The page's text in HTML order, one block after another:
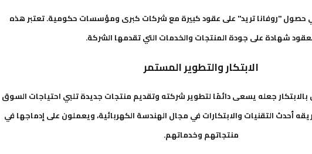
حصول "روفانا تريد" على عقود كبيرة مع شركات كبرى ومؤسسات حكومية. تعتبر هذه
شهادة على جودة المنتجات والخدمات التي تقدمها الشركة.
الابتكار والتطوير المستمر
جعله يسعى دائمًا لتطوير شركته وتقديم منتجات جديدة تلبي احتياجات السوق
أحدث التقنيات والابتكارات في مجال الهندسة الكهربائية، ويعملون على إدماجها في
منتجاتهم وخدماتهم.